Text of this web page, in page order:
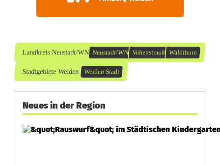
l
i
c
Landkreis Neustadt/WN Neustadt/WN Vohenstrauß Waldthurn
Stadtgebiete Weiden Weiden Stadt
Neues in der Region